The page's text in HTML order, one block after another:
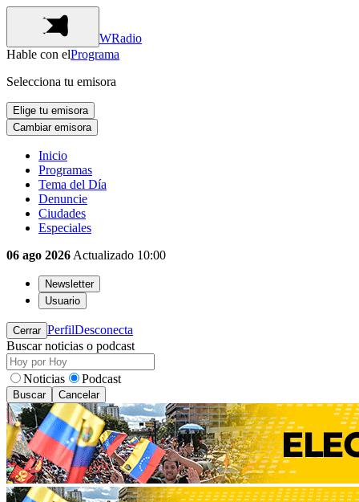
WRadio
Hable con elPrograma
Selecciona tu emisora
Elige tu emisora
Cambiar emisora
Inicio
Programas
Tema del Día
Denuncie
Ciudades
Especiales
06 ago 2026 Actualizado 10:00
Newsletter
Usuario
Cerrar PerfilDesconecta
Buscar noticias o podcast
Noticias Podcast
Buscar Cancelar